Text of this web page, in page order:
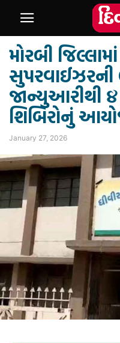
મોરબી
સુપરવાઈઝરની
જાન્યુઆરીથી
શિબિરોનું
January 27, 2026